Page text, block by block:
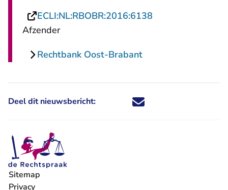
ECLI:NL:RBOBR:2016:6138
Afzender
Rechtbank Oost-Brabant
Deel dit nieuwsbericht: Deel dit nieuwsbericht via X -
Deel dit nieuwsbericht via
Deel dit nieuwsbericht
Deel dit
Sitemap
Privacy